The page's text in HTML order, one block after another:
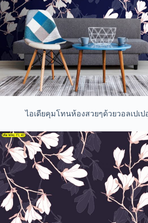
ไอเดียคุมโทนห้องสวยๆด้วยวอลเปเ